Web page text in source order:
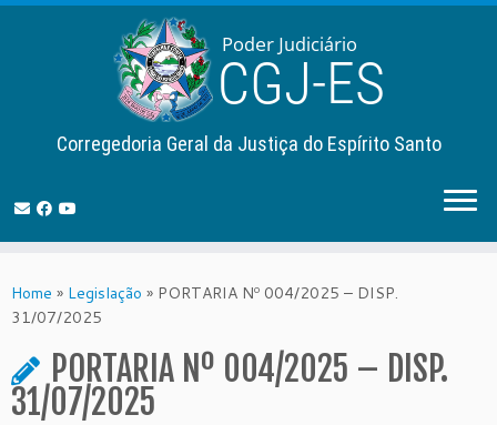
to
content
Corregedoria Geral da Justiça do Espírito Santo
Home » Legislação » PORTARIA Nº 004/2025 – DISP.
31/07/2025
PORTARIA Nº 004/2025 – DISP.
31/07/2025